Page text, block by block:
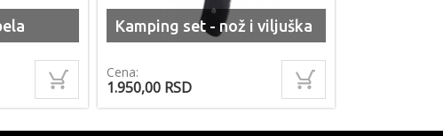
Kamping set - nož i viljuška
Cena:
1.950,00 RSD